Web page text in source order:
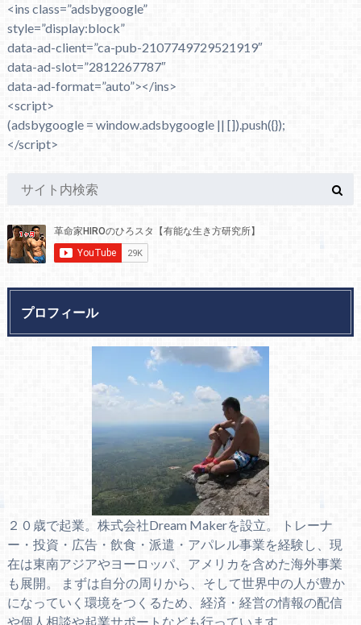
<ins class=”adsbygoogle”
style=”display:block”
data-ad-client=”ca-pub-2107749729521919″
data-ad-slot=”2812267787″
data-ad-format=”auto”></ins>
<script>
(adsbygoogle = window.adsbygoogle || []).push({});
</script>
プロフィール
２０歳で起業。株式会社Dream Makerを設立。 トレーナ
ー・投資・広告・飲食・派遣・アパレル事業を経験し、現
在は東南アジアやヨーロッパ、アメリカを含めた海外事業
も展開。 まずは自分の周りから、そして世界中の人が豊か
になっていく環境をつくるため、経済・経営の情報の配信
や個人相談や起業サポートなども行っています。